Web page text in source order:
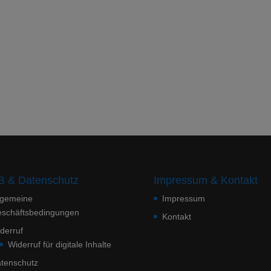
& Datenschutz
Widerruf für digitale Inhalte
Impressum & Kontakt
Impressum
Kontakt